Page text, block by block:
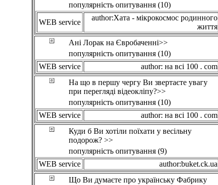
популярність опитування (10)
WEB service
author:Хата - мікрокосмос родинного
життя
Ані Лорак на Євробаченні>>
популярність опитування (10)
WEB service
author: на всі 100 . com
На що в першу чергу Ви звертаєте увагу
при перегляді відеокліпу?>>
популярність опитування (10)
WEB service
author: на всі 100 . com
Куди б Ви хотіли поїхати у весільну
подорож? >>
популярність опитування (9)
WEB service
author:buket.ck.ua
Що Ви думаєте про українську Фабрику